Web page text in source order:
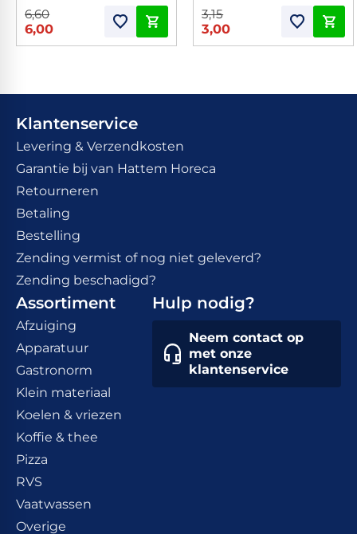
6,60
6,00
3,15
3,00
Klantenservice
Levering & Verzendkosten
Garantie bij van Hattem Horeca
Retourneren
Betaling
Bestelling
Zending vermist of nog niet geleverd?
Zending beschadigd?
Assortiment
Afzuiging
Apparatuur
Gastronorm
Klein materiaal
Koelen & vriezen
Koffie & thee
Pizza
RVS
Vaatwassen
Overige
Hulp nodig?
Neem contact op
met onze
klantenservice